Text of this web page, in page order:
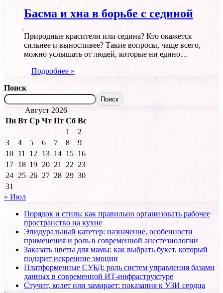
Басма и хна в борьбе с сединой
Природные красители или седина? Кто окажется
сильнее и выносливее? Такие вопросы, чаще всего,
можно услышать от людей, которые ни едино…
Подробнее »
Поиск
Поиск
Август 2026
Пн Вт Ср Чт Пт Сб Вс
1
2
3
4 5 6 7 8
9
10 11 12 13 14 15 16
17 18 19 20 21 22 23
24 25 26 27 28 29 30
31
« Июл
Порядок и стиль: как правильно организовать рабочее
пространство на кухне
Эпидуральный катетер: назначение, особенности
применения и роль в современной анестезиологии
Заказать цветы для мамы: как выбрать букет, который
подарит искренние эмоции
Платформенные СУБД: роль систем управления базами
данных в современной ИТ-инфраструктуре
Стучит, колет или замирает: показания к УЗИ сердца